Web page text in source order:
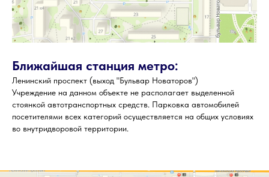
Ближайшая станция метро:
Ленинский проспект (выход "Бульвар Новаторов")
Учреждение на данном объекте не располагает выделенной
стоянкой автотранспортных средств. Парковка автомобилей
посетителями всех категорий осуществляется на общих условиях
во внутридворовой территории.